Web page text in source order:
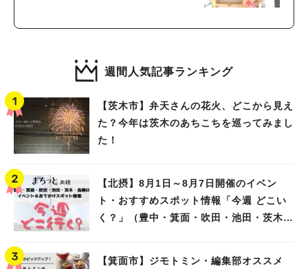
週間人気記事ランキング
【茨木市】弁天さんの花火、どこから見え
た？今年は茨木のあちこちを巡ってみまし
た！
【北摂】8月1日～8月7日開催のイベン
ト・おすすめスポット情報「今週 どこい
く？」（豊中・箕面・吹田・池田・茨木・
【箕面市】ジモトミン・編集部オススメ